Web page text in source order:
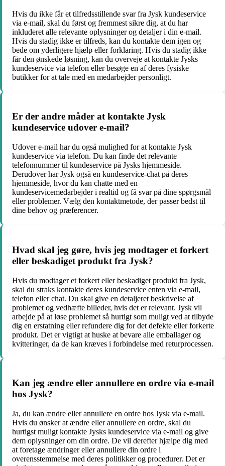
Hvis du ikke får et tilfredsstillende svar fra Jysk kundeservice
via e-mail, skal du først og fremmest sikre dig, at du har
inkluderet alle relevante oplysninger og detaljer i din e-mail.
Hvis du stadig ikke er tilfreds, kan du kontakte dem igen og
bede om yderligere hjælp eller forklaring. Hvis du stadig ikke
får den ønskede løsning, kan du overveje at kontakte Jysks
kundeservice via telefon eller besøge en af deres fysiske
butikker for at tale med en medarbejder personligt.
Er der andre måder at kontakte Jysk
kundeservice udover e-mail?
Udover e-mail har du også mulighed for at kontakte Jysk
kundeservice via telefon. Du kan finde det relevante
telefonnummer til kundeservice på Jysks hjemmeside.
Derudover har Jysk også en kundeservice-chat på deres
hjemmeside, hvor du kan chatte med en
kundeservicemedarbejder i realtid og få svar på dine spørgsmål
eller problemer. Vælg den kontaktmetode, der passer bedst til
dine behov og præferencer.
Hvad skal jeg gøre, hvis jeg modtager et forkert
eller beskadiget produkt fra Jysk?
Hvis du modtager et forkert eller beskadiget produkt fra Jysk,
skal du straks kontakte deres kundeservice enten via e-mail,
telefon eller chat. Du skal give en detaljeret beskrivelse af
problemet og vedhæfte billeder, hvis det er relevant. Jysk vil
arbejde på at løse problemet så hurtigt som muligt ved at tilbyde
dig en erstatning eller refundere dig for det defekte eller forkerte
produkt. Det er vigtigt at huske at bevare alle emballager og
kvitteringer, da de kan kræves i forbindelse med returprocessen.
Kan jeg ændre eller annullere en ordre via e-mail
hos Jysk?
Ja, du kan ændre eller annullere en ordre hos Jysk via e-mail.
Hvis du ønsker at ændre eller annullere en ordre, skal du
hurtigst muligt kontakte Jysks kundeservice via e-mail og give
dem oplysninger om din ordre. De vil derefter hjælpe dig med
at foretage ændringer eller annullere din ordre i
overensstemmelse med deres politikker og procedurer. Det er